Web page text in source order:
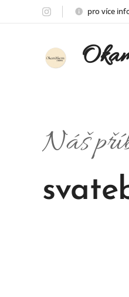
pro více
Náš